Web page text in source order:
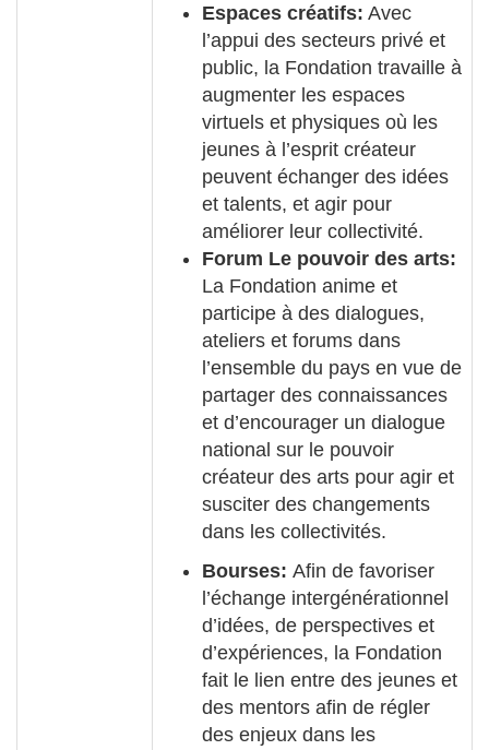
Espaces créatifs: Avec
l’appui des secteurs privé et
public, la Fondation travaille à
augmenter les espaces
virtuels et physiques où les
jeunes à l’esprit créateur
peuvent échanger des idées
et talents, et agir pour
améliorer leur collectivité.
Forum Le pouvoir des arts:
La Fondation anime et
participe à des dialogues,
ateliers et forums dans
l’ensemble du pays en vue de
partager des connaissances
et d’encourager un dialogue
national sur le pouvoir
créateur des arts pour agir et
susciter des changements
dans les collectivités.
Bourses: Afin de favoriser
l’échange intergénérationnel
d’idées, de perspectives et
d’expériences, la Fondation
fait le lien entre des jeunes et
des mentors afin de régler
des enjeux dans les